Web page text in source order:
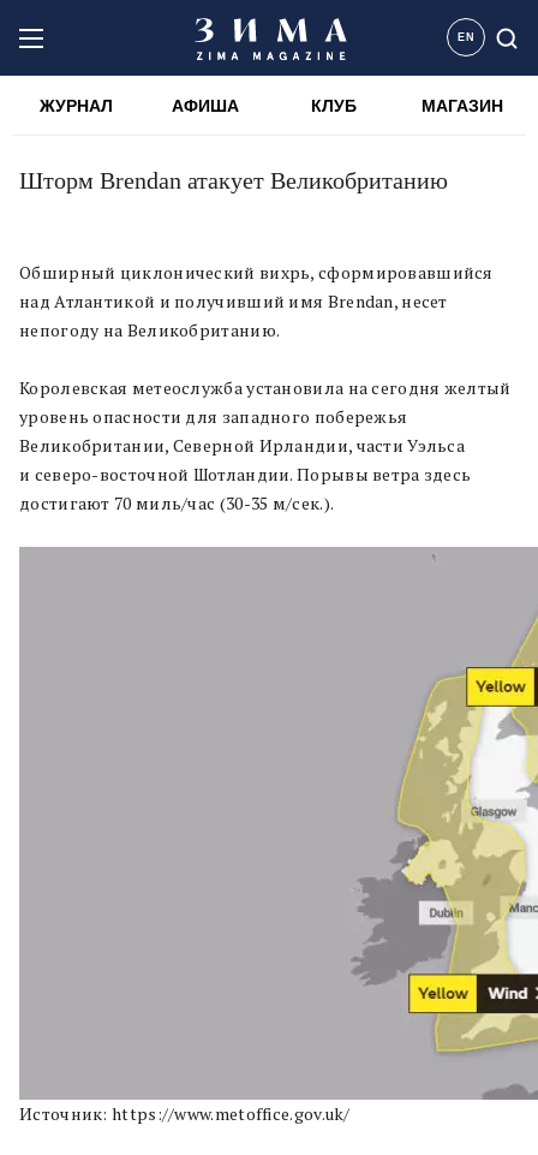
EN
ЖУРНАЛ АФИША КЛУБ МАГАЗИН
Шторм Brendan атакует Великобританию
Обширный циклонический вихрь, сформировавшийся
над Атлантикой и получивший имя Brendan, несет
непогоду на Великобританию.
Королевская метеослужба установила на сегодня желтый
уровень опасности для западного побережья
Великобритании, Северной Ирландии, части Уэльса
и северо-восточной Шотландии. Порывы ветра здесь
достигают 70 миль/час (30-35 м/сек.).
Источник: https://www.metoffice.gov.uk/